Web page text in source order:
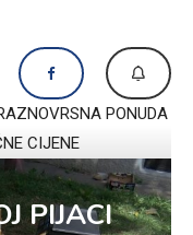
PONUDA
CIJENE
PIJACI